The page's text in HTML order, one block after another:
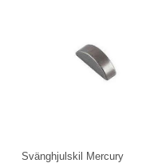
Svänghjulskil Mercury